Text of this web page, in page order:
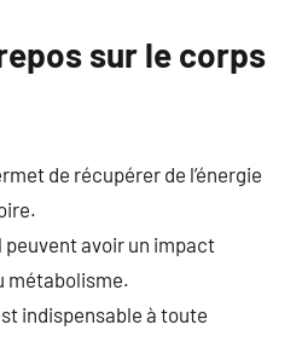
sur le corps
de récupérer de l’énergie
avoir un impact
métabolisme.
indispensable à toute